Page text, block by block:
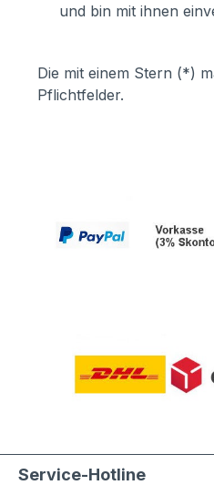
und bin mit ihnen
Die mit einem Stern (*)
Pflichtfelder.
Service-Hotline